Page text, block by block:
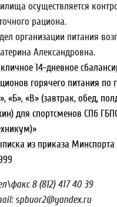
осуществляется
рациона.
организации питания
Александровна.
14-дневное
горячего питания по
«Б», «В» (завтрак, обед,
для спортсменов СПб
из приказа Минспорта
8 (812) 417 40 39
spbuor2@yandex.ru